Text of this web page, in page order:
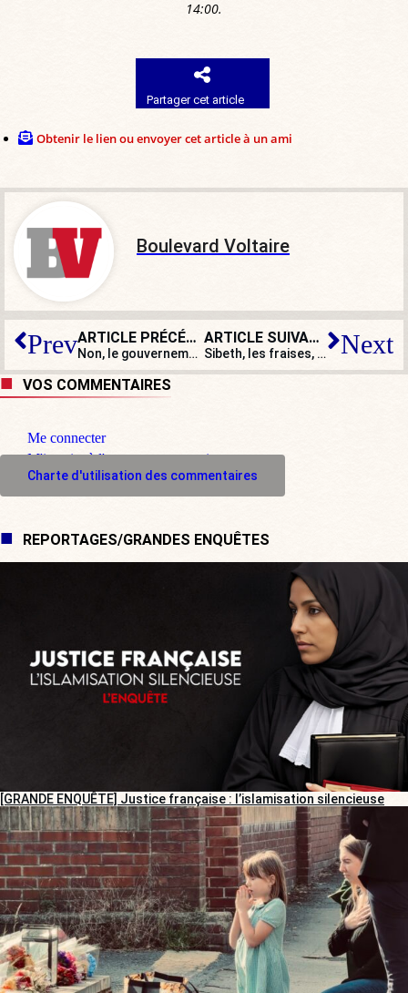
14:00.
Partager cet article
Obtenir le lien ou envoyer cet article à un ami
Boulevard Voltaire
Prev ARTICLE PRÉCÉDENT
Non, le gouvernement n’enverra pas les profs ramasser les fraises !
ARTICLE SUIVANT
Sibeth, les fraises, les asperges et nous, qui ne travaillons pas… Next
VOS COMMENTAIRES
Me connecter
M'inscrire à l'espace commentaire
Charte d'utilisation des commentaires
REPORTAGES/GRANDES ENQUÊTES
[GRANDE ENQUÊTE] Justice française : l’islamisation silencieuse